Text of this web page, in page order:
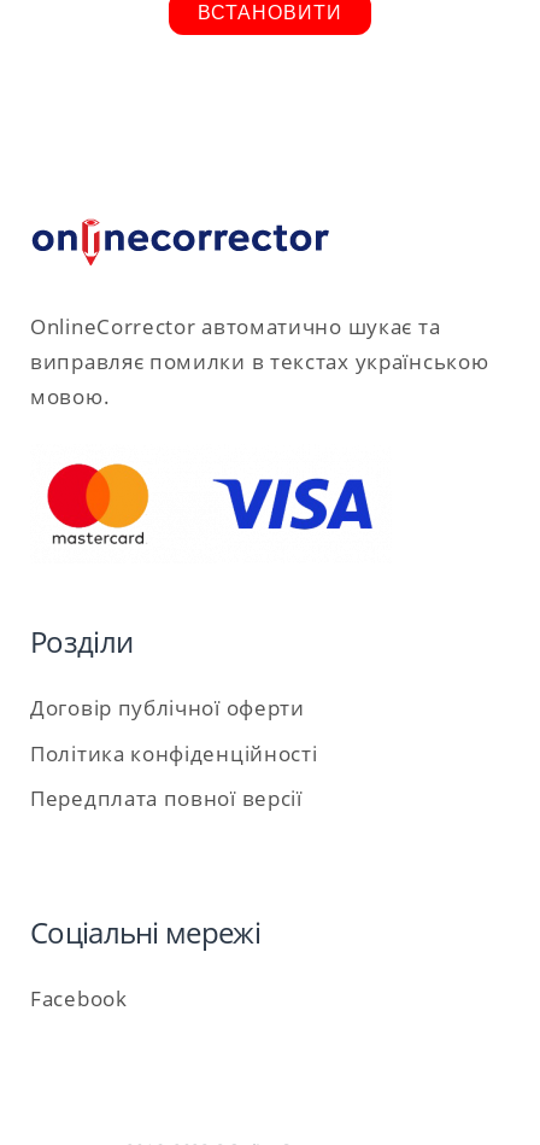
ВСТАНОВИТИ
OnlineCorrector автоматично шукає та
виправляє помилки в текстах українською
мовою.
Розділи
Договір публічної оферти
Політика конфіденційності
Передплата повної версії
Соціальні мережі
Facebook